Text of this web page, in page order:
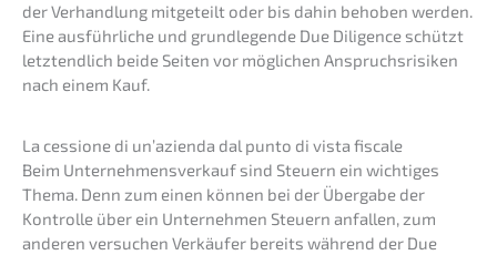
der Verhand­lung mitge­teilt oder bis dahin behoben werden.
Eine ausführ­li­che und grund­le­gen­de Due Diligence schützt
letzt­end­lich beide Seiten vor mögli­chen Anspruchs­ri­si­ken
nach einem Kauf.
La cessio­ne di un’azi­en­da dal punto di vista fiscale
Beim Unter­nehmens­verkauf sind Steuern ein wichti­ges
Thema. Denn zum einen können bei der Überga­be der
Kontrol­le über ein Unter­neh­men Steuern anfal­len, zum
anderen versu­chen Verkäu­fer bereits während der Due